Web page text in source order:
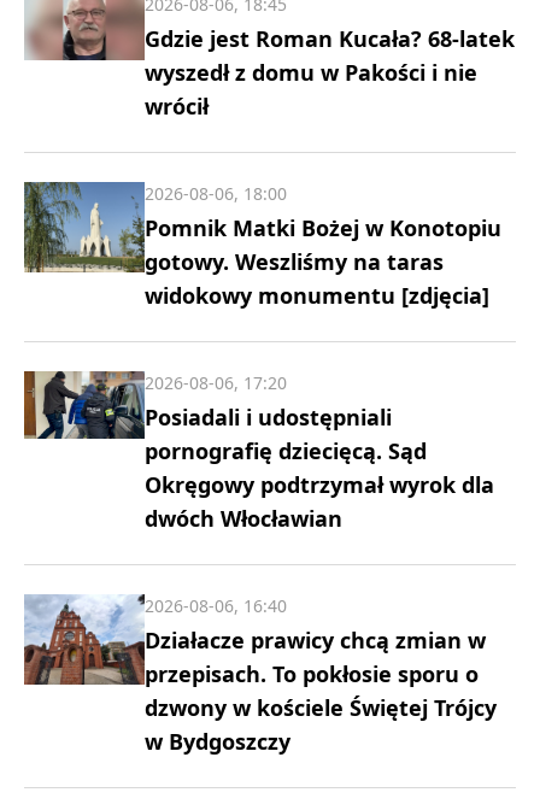
Gdzie jest Roman Kucała? 68-latek
wyszedł z domu w Pakości i nie
wrócił
Pomnik Matki Bożej w Konotopiu
gotowy. Weszliśmy na taras
widokowy monumentu [zdjęcia]
2026-08-06, 18:00
Posiadali i udostępniali
pornografię dziecięcą. Sąd
Okręgowy podtrzymał wyrok dla
dwóch Włocławian
2026-08-06, 17:20
Działacze prawicy chcą zmian w
przepisach. To pokłosie sporu o
dzwony w kościele Świętej Trójcy
w Bydgoszczy
2026-08-06, 16:40